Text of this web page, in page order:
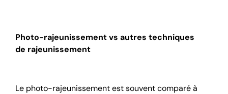
Photo-rajeunissement vs autres techniques
de rajeunissement
Le photo-rajeunissement est souvent comparé à